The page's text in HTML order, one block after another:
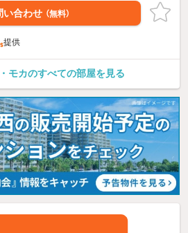
い合わせ （無料）
提供
モカのすべての部屋を見る